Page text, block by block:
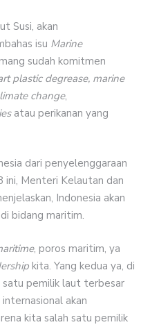
Susi, akan
isu Marine
sudah komitmen
plastic degrease, marine
change,
atau perikanan yang
dari penyelenggaraan
ini, Menteri Kelautan dan
Indonesia akan
bidang maritim.
, poros maritim, ya
kita. Yang kedua ya, di
satu pemilik laut terbesar
akan
kita salah satu pemilik